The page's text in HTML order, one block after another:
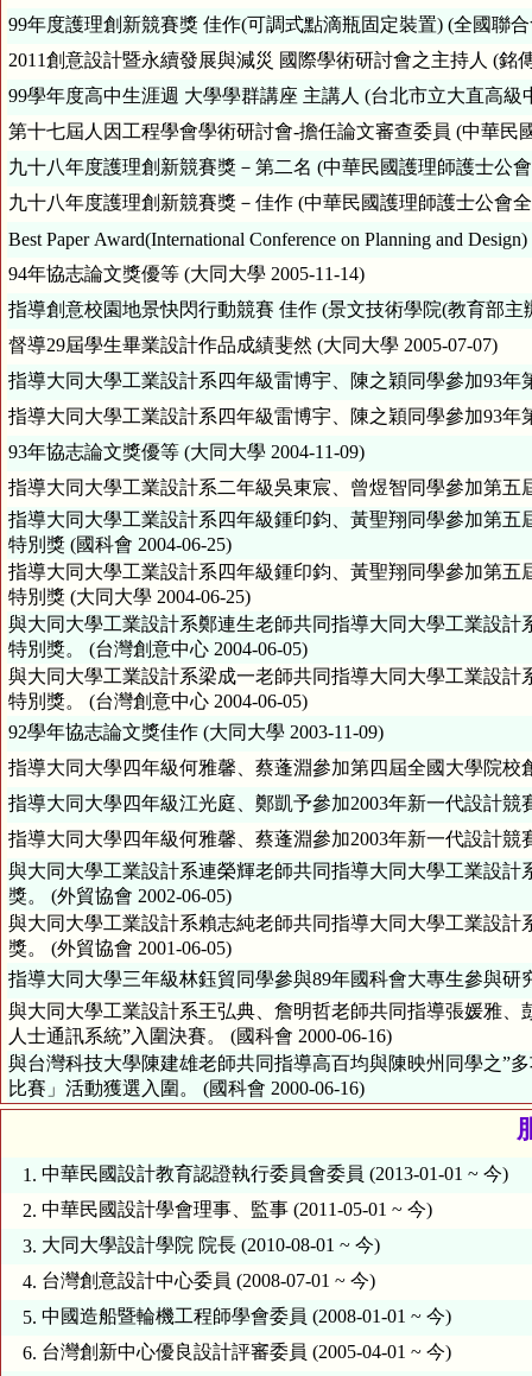
99年度護理創新競賽獎 佳作(可調式點滴瓶固定裝置) (全國聯合
2011創意設計暨永續發展與減災 國際學術研討會之主持人 (銘
99學年度高中生涯週 大學學群講座 主講人 (台北市立大直高級
第十七屆人因工程學會學術研討會-擔任論文審查委員 (中華民
九十八年度護理創新競賽獎－第二名 (中華民國護理師護士公
九十八年度護理創新競賽獎－佳作 (中華民國護理師護士公會
Best Paper Award(International Conference on Planning and
94年協志論文獎優等 (大同大學 2005-11-14)
指導創意校園地景快閃行動競賽 佳作 (景文技術學院(教育部主
督導29屆學生畢業設計作品成績斐然 (大同大學 2005-07-07)
指導大同大學工業設計系四年級雷博宇、陳之穎同學參加93年
指導大同大學工業設計系四年級雷博宇、陳之穎同學參加93
93年協志論文獎優等 (大同大學 2004-11-09)
指導大同大學工業設計系二年級吳東宸、曾煜智同學參加第五
指導大同大學工業設計系四年級鍾印鈞、黃聖翔同學參加第
特別獎 (國科會 2004-06-25)
指導大同大學工業設計系四年級鍾印鈞、黃聖翔同學參加第
特別獎 (大同大學 2004-06-25)
與大同大學工業設計系鄭連生老師共同指導大同大學工業設
特別獎。 (台灣創意中心 2004-06-05)
與大同大學工業設計系梁成一老師共同指導大同大學工業設
特別獎。 (台灣創意中心 2004-06-05)
92學年協志論文獎佳作 (大同大學 2003-11-09)
指導大同大學四年級何雅馨、蔡蓬淵參加第四屆全國大學院校
指導大同大學四年級江光庭、鄭凱予參加2003年新一代設計競
指導大同大學四年級何雅馨、蔡蓬淵參加2003年新一代設計競
與大同大學工業設計系連榮輝老師共同指導大同大學工業設
獎。 (外貿協會 2002-06-05)
與大同大學工業設計系賴志純老師共同指導大同大學工業設
獎。 (外貿協會 2001-06-05)
指導大同大學三年級林鈺貿同學參與89年國科會大專生參與研
與大同大學工業設計系王弘典、詹明哲老師共同指導張媛雅
人士通訊系統”入圍決賽。 (國科會 2000-06-16)
與台灣科技大學陳建雄老師共同指導高百均與陳映州同學之”
比賽」活動獲選入圍。 (國科會 2000-06-16)
1. 中華民國設計教育認證執行委員會委員 (2013-01-01 ~ 今)
2. 中華民國設計學會理事、監事 (2011-05-01 ~ 今)
3. 大同大學設計學院 院長 (2010-08-01 ~ 今)
4. 台灣創意設計中心委員 (2008-07-01 ~ 今)
5. 中國造船暨輪機工程師學會委員 (2008-01-01 ~ 今)
6. 台灣創新中心優良設計評審委員 (2005-04-01 ~ 今)